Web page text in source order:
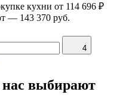
кухни от 114 696 ₽
— 143 370 руб.
4
выбирают